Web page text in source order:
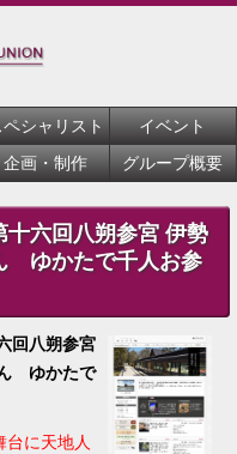
ペシャリスト
イベント
企画・制作 グループ概要
十六回八朔参宮 伊勢
ゆかたで千人お参
回八朔参宮
ゆかたで
台に天地人